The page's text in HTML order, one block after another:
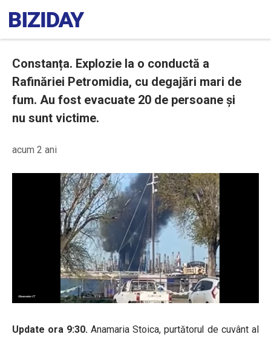
Constanța. Explozie la o conductă a
Rafinăriei Petromidia, cu degajări mari de
fum. Au fost evacuate 20 de persoane și
nu sunt victime.
acum 2 ani
Update ora 9:30. Anamaria Stoica, purtătorul de cuvânt al